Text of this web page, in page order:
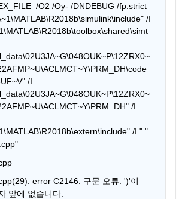
/O2 /Oy- /DNDEBUG /fp:strict
/I
/I
/I
/I "."
error C2146: 구문 오류: ')'이
앞에 없습니다.